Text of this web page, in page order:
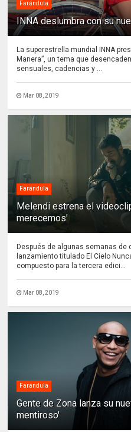
Farándula
INNA deslumbra con su
La superestrella mundial INNA
Manera”, un tema que
sensuales, cadencias y ...
Mar 08, 2019
Farándula
Melendi estrena el
merecemos'
Después de algunas semanas de
lanzamiento titulado El Cielo
compuesto para la tercera edici...
Mar 08, 2019
Farándula
Gente de Zona lanza su
mentiroso'